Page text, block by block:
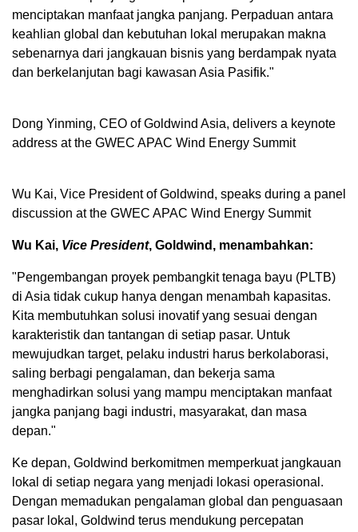
menciptakan manfaat jangka panjang. Perpaduan antara
keahlian global dan kebutuhan lokal merupakan makna
sebenarnya dari jangkauan bisnis yang berdampak nyata
dan berkelanjutan bagi kawasan Asia Pasifik."
Dong Yinming, CEO of Goldwind Asia, delivers a keynote
address at the GWEC APAC Wind Energy Summit
Wu Kai, Vice President of Goldwind, speaks during a panel
discussion at the GWEC APAC Wind Energy Summit
Wu Kai, Vice President, Goldwind, menambahkan:
"Pengembangan proyek pembangkit tenaga bayu (PLTB)
di Asia tidak cukup hanya dengan menambah kapasitas.
Kita membutuhkan solusi inovatif yang sesuai dengan
karakteristik dan tantangan di setiap pasar. Untuk
mewujudkan target, pelaku industri harus berkolaborasi,
saling berbagi pengalaman, dan bekerja sama
menghadirkan solusi yang mampu menciptakan manfaat
jangka panjang bagi industri, masyarakat, dan masa
depan."
Ke depan, Goldwind berkomitmen memperkuat jangkauan
lokal di setiap negara yang menjadi lokasi operasional.
Dengan memadukan pengalaman global dan penguasaan
pasar lokal, Goldwind terus mendukung percepatan